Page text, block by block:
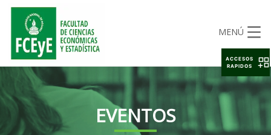
MENÚ
EVENTOS
ACCESOS
RAPIDOS